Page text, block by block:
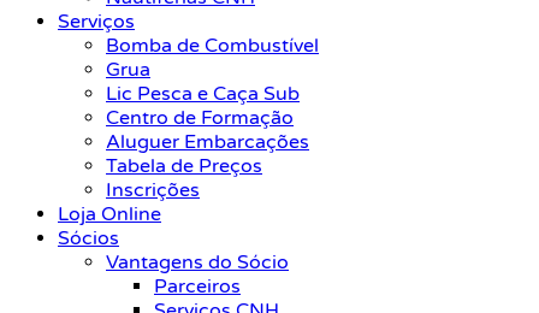
Serviços
Bomba de Combustível
Grua
Lic Pesca e Caça Sub
Centro de Formação
Aluguer Embarcações
Tabela de Preços
Inscrições
Loja Online
Sócios
Vantagens do Sócio
Parceiros